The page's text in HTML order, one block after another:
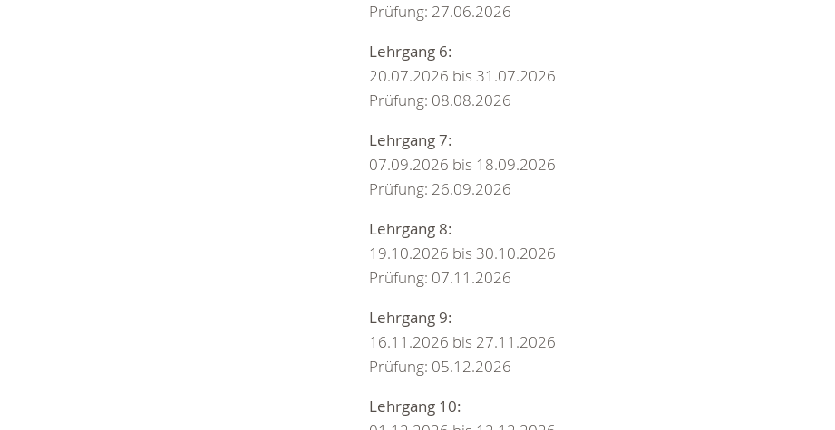
Prüfung: 27.06.2026
Lehrgang 6:
20.07.2026 bis 31.07.2026
Prüfung: 08.08.2026
Lehrgang 7:
07.09.2026 bis 18.09.2026
Prüfung: 26.09.2026
Lehrgang 8:
19.10.2026 bis 30.10.2026
Prüfung: 07.11.2026
Lehrgang 9:
16.11.2026 bis 27.11.2026
Prüfung: 05.12.2026
Lehrgang 10: